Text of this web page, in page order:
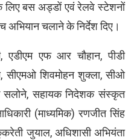
लिए बस अड्डों एवं रेलवे स्टेशनों
अभियान चलाने के निर्देश दिए।
एफ आर चौहान, पीडी
सीएमओ शिवमोहन शुक्ला, सीओ
सलोने, सहायक निदेशक संस्कृत
(माध्यमिक) रणजीत सिंह
जुयाल, अधिशासी अभियंता